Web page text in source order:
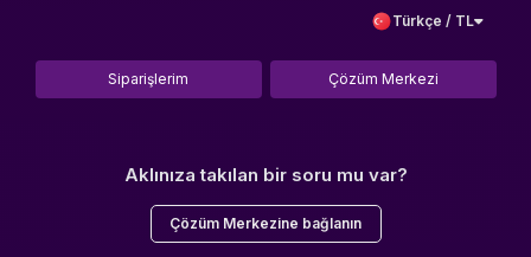
Türkçe / TL
Siparişlerim Çözüm Merkezi
Aklınıza takılan bir soru mu var?
Çözüm Merkezine bağlanın